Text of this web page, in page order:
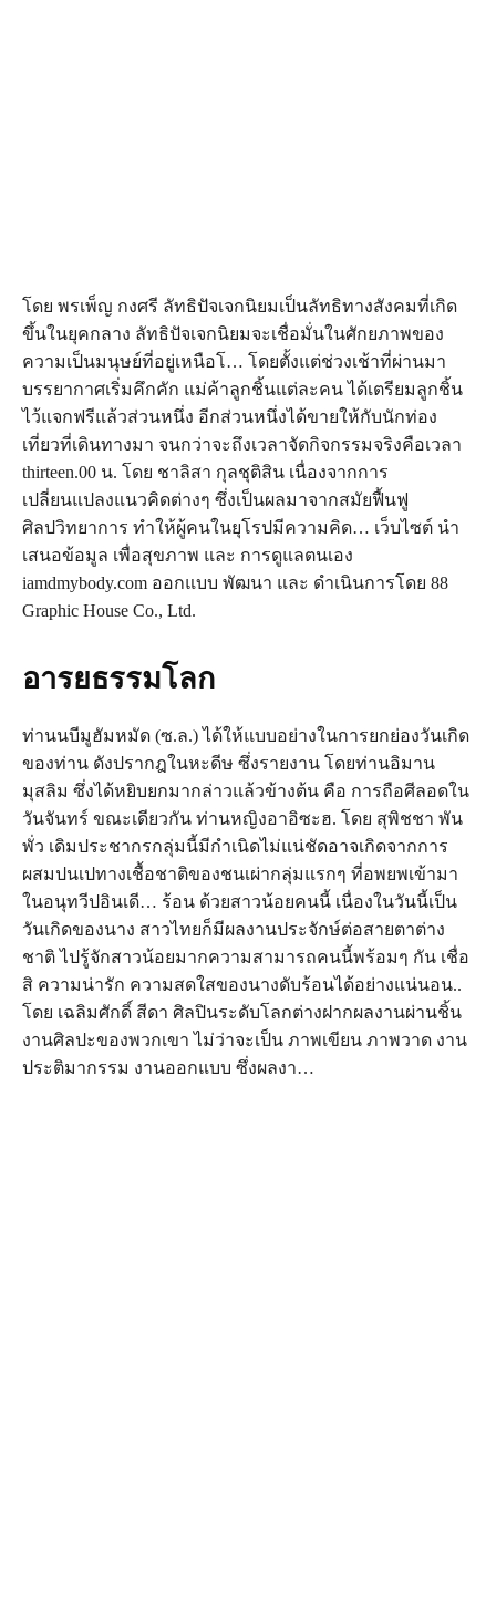
โดย พรเพ็ญ กงศรี ลัทธิปัจเจกนิยมเป็นลัทธิทางสังคมที่เกิด
ขึ้นในยุคกลาง ลัทธิปัจเจกนิยมจะเชื่อมั่นในศักยภาพของ
ความเป็นมนุษย์ที่อยู่เหนือโ… โดยตั้งแต่ช่วงเช้าที่ผ่านมา
บรรยากาศเริ่มคึกคัก แม่ค้าลูกชิ้นแต่ละคน ได้เตรียมลูกชิ้น
ไว้แจกฟรีแล้วส่วนหนึ่ง อีกส่วนหนึ่งได้ขายให้กับนักท่อง
เที่ยวที่เดินทางมา จนกว่าจะถึงเวลาจัดกิจกรรมจริงคือเวลา
thirteen.00 น. โดย ชาลิสา กุลชุติสิน เนื่องจากการ
เปลี่ยนแปลงแนวคิดต่างๆ ซึ่งเป็นผลมาจากสมัยฟื้นฟู
ศิลปวิทยาการ ทำให้ผู้คนในยุโรปมีความคิด… เว็บไซต์ นำ
เสนอข้อมูล เพื่อสุขภาพ และ การดูแลตนเอง
iamdmybody.com ออกแบบ พัฒนา และ ดำเนินการโดย 88
Graphic House Co., Ltd.
อารยธรรมโลก
ท่านนบีมูฮัมหมัด (ซ.ล.) ได้ให้แบบอย่างในการยกย่องวันเกิด
ของท่าน ดังปรากฎในหะดีษ ซึ่งรายงาน โดยท่านอิมาน
มุสลิม ซึ่งได้หยิบยกมากล่าวแล้วข้างต้น คือ การถือศีลอดใน
วันจันทร์ ขณะเดียวกัน ท่านหญิงอาอิซะฮ. โดย สุพิชชา พัน
พั่ว เดิมประชากรกลุ่มนี้มีกำเนิดไม่แน่ชัดอาจเกิดจากการ
ผสมปนเปทางเชื้อชาติของชนเผ่ากลุ่มแรกๆ ที่อพยพเข้ามา
ในอนุทวีปอินเดี… ร้อน ด้วยสาวน้อยคนนี้ เนื่องในวันนี้เป็น
วันเกิดของนาง สาวไทยก็มีผลงานประจักษ์ต่อสายตาต่าง
ชาติ ไปรู้จักสาวน้อยมากความสามารถคนนี้พร้อมๆ กัน เชื่อ
สิ ความน่ารัก ความสดใสของนางดับร้อนได้อย่างแน่นอน..
โดย เฉลิมศักดิ์ สีดา ศิลปินระดับโลกต่างฝากผลงานผ่านชิ้น
งานศิลปะของพวกเขา ไม่ว่าจะเป็น ภาพเขียน ภาพวาด งาน
ประติมากรรม งานออกแบบ ซึ่งผลงา…